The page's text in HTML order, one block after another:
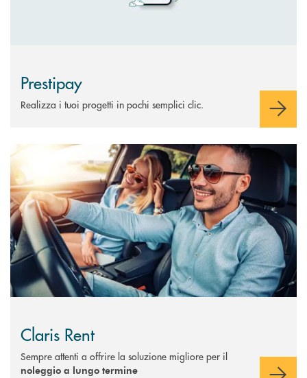
Prestipay
Realizza i tuoi progetti in pochi semplici clic.
Scopri di più Claris Rent
Claris Rent
Sempre attenti a offrire la soluzione migliore per il
noleggio a lungo termine